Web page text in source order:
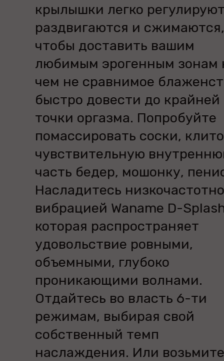
крылышки легко
раздвигаются и сжимаются,
чтобы доставить вашим
любимым эрогенным зонам
чем не сравнимое
быстро довести до крайней
точки оргазма. Попробуйте
помассировать соски,
чувствительную
часть бедер, мошонку,
Насладитесь
вибрацией Waname D-
которая распространяет
удовольствие ровными,
объемными, глубоко
проникающими волнами.
Отдайтесь во власть 6-ти
режимам, выбирая свой
собственный темп
наслаждения. Или возьмите